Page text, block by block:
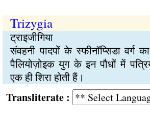
Trizygia
ट्राइजीगिया
संवहनी पादपों के स्फीनॉप्सिडा वर्ग
पैलियोज़ोइक युग के इन पौधों में
एक ही शिरा होती हैं।
: